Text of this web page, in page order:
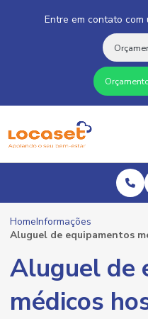
Entre em contato com
HomeInformações
Aluguel de equipamentos
Aluguel de
médicos